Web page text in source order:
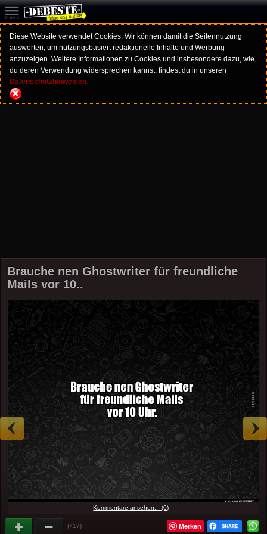
Diese Website verwendet Cookies. Wir können damit die Seitennutzung
auswerten, um nutzungsbasiert redaktionelle Inhalte und Werbung
anzuzeigen. Weitere Informationen zu Cookies und insbesondere dazu, wie
du deren Verwendung widersprechen kannst, findest du in unseren
Datenschutzhinweisen.
Brauche nen Ghostwriter für freundliche
Mails vor 10..
Kommentare ansehen... (0)
(+17) Merken